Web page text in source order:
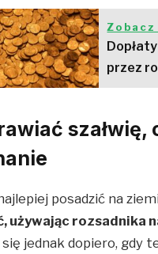
Zobacz
przez
posadzić na
używając rozsadnika
jednak dopiero, gdy